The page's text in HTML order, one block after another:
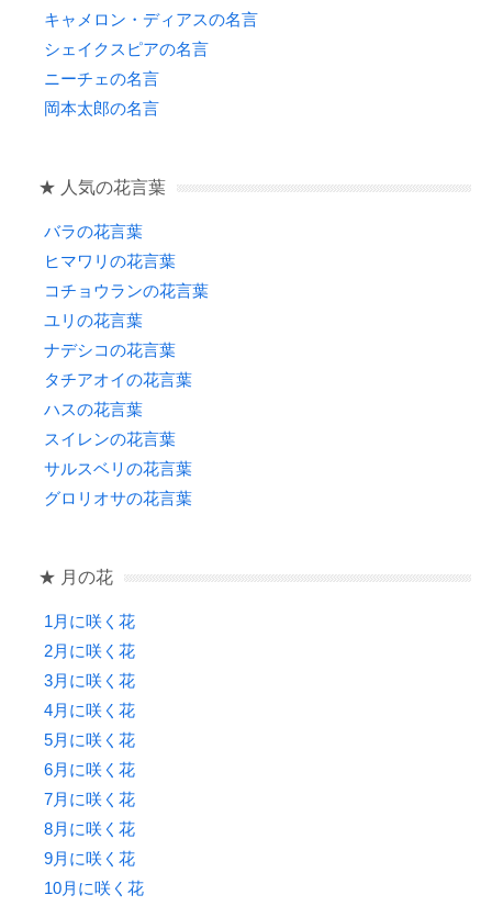
キャメロン・ディアスの名言
シェイクスピアの名言
ニーチェの名言
岡本太郎の名言
★ 人気の花言葉
バラの花言葉
ヒマワリの花言葉
コチョウランの花言葉
ユリの花言葉
ナデシコの花言葉
タチアオイの花言葉
ハスの花言葉
スイレンの花言葉
サルスベリの花言葉
グロリオサの花言葉
★ 月の花
1月に咲く花
2月に咲く花
3月に咲く花
4月に咲く花
5月に咲く花
6月に咲く花
7月に咲く花
8月に咲く花
9月に咲く花
10月に咲く花